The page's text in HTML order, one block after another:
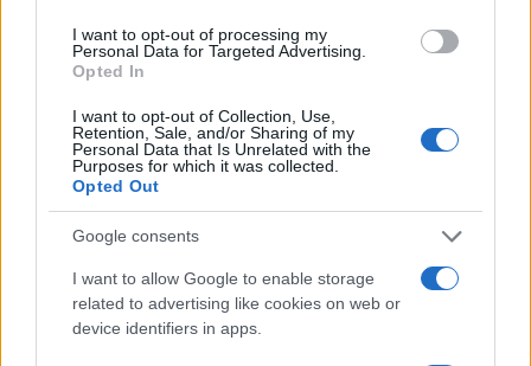
I want to opt-out of processing my
Personal Data for Targeted Advertising.
Opted In
I want to opt-out of Collection, Use,
Retention, Sale, and/or Sharing of my
Personal Data that Is Unrelated with the
Purposes for which it was collected.
Opted Out
Google consents
I want to allow Google to enable storage
related to advertising like cookies on web or
device identifiers in apps.
Υποβολή σχολίου
Lifestyle
ΓΙΑΝΝΗΣ ΠΑΡΙΟΣ
ΜΑΡΙΝΕΛΛΑ
Ακολουθήστε το Νewsit.gr στοGoogle News
ενημερωθείτε πρώτοι για όλη την ειδησεογραφία και τα
τελευταία νέατης ημέρας